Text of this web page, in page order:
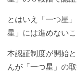
とはいえ「一つ星
星」には進めない
本認証制度が開始
んが「一つ星」の